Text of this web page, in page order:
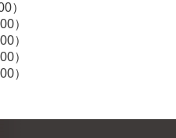
）
）
）
）
）